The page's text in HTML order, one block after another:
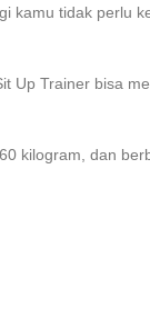
kamu tidak perlu
Up Trainer bisa
kilogram, dan